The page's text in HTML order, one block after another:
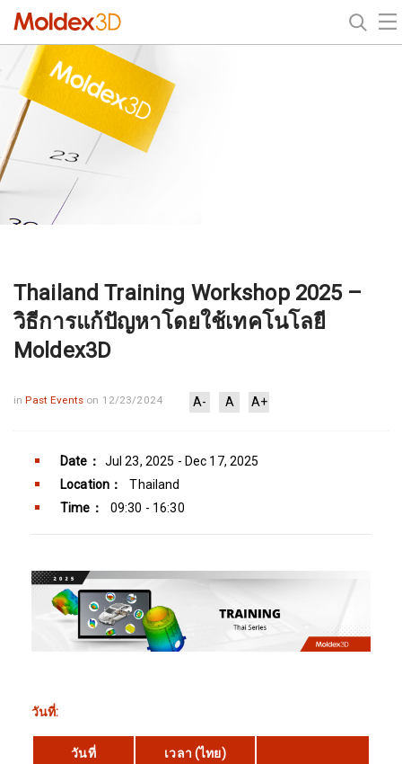
Thailand Training Workshop 2025 –
วิธีการแก้ปัญหาโดยใช้เทคโนโลยี
Moldex3D
inPast Events on 12/23/2024 A- A A+
Date：
Jul 23, 2025 - Dec 17, 2025
Location：
Thailand
Time：
09:30 - 16:30
วันที่:
วันที่ เวลา (ไทย)